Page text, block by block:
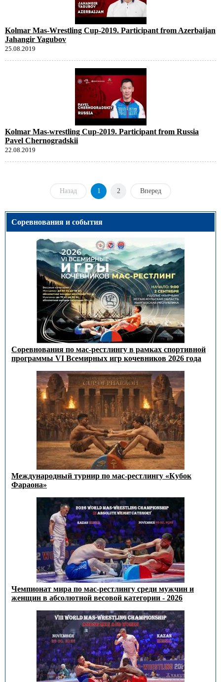
Kolmar Mas-Wrestling Cup-2019. Participant from Azerbaijan
Jahangir Yagubov
25.08.2019
Kolmar Mas-wrestling Cup-2019. Participant from Russia
Pavel Chernogradskii
22.08.2019
Назад 1 2 Вперед
Соревнования и события
Соревнования по мас-рестлингу в рамках спортивной
программы VI Всемирных игр кочевников 2026 года
Международный турнир по мас-рестлингу «Кубок
Фараона»
Чемпионат мира по мас-рестлингу среди мужчин и
женщин в абсолютной весовой категории - 2026